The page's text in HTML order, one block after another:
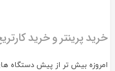
خرید پرینتر و خرید
امروزه بیش تر از پیش دستگاه